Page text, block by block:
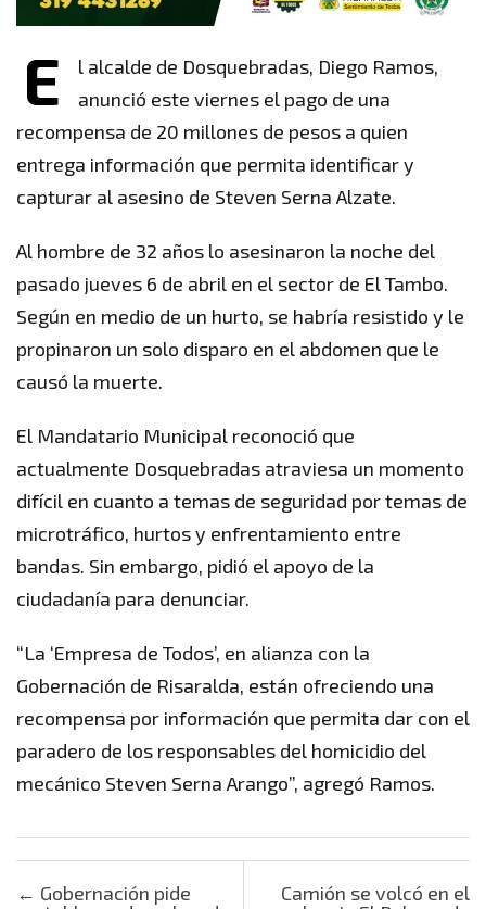
E
l alcalde de Dosquebradas, Diego Ramos,
anunció este viernes el pago de una
recompensa de 20 millones de pesos a quien
entrega información que permita identificar y
capturar al asesino de Steven Serna Alzate.
Al hombre de 32 años lo asesinaron la noche del
pasado jueves 6 de abril en el sector de El Tambo.
Según en medio de un hurto, se habría resistido y le
propinaron un solo disparo en el abdomen que le
causó la muerte.
El Mandatario Municipal reconoció que
actualmente Dosquebradas atraviesa un momento
difícil en cuanto a temas de seguridad por temas de
microtráfico, hurtos y enfrentamiento entre
bandas. Sin embargo, pidió el apoyo de la
ciudadanía para denunciar.
“La ‘Empresa de Todos’, en alianza con la
Gobernación de Risaralda, están ofreciendo una
recompensa por información que permita dar con el
paradero de los responsables del homicidio del
mecánico Steven Serna Arango”, agregó Ramos.
Post navigation
← Gobernación pide
Camión se volcó en el